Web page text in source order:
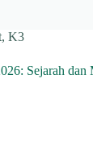
, K3
Sejarah dan